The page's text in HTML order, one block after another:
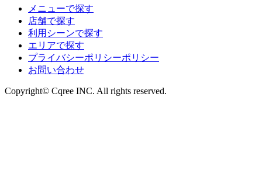
メニューで探す
店舗で探す
利用シーンで探す
エリアで探す
プライバシーポリシーポリシー
お問い合わせ
Copyright© Cqree INC. All rights reserved.